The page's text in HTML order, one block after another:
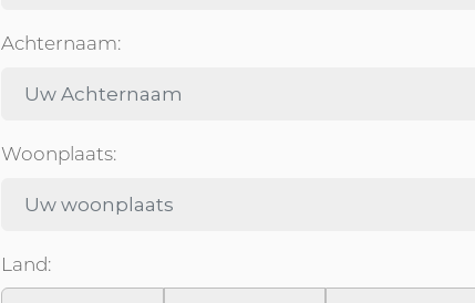
Achternaam:
Woonplaats:
Land: